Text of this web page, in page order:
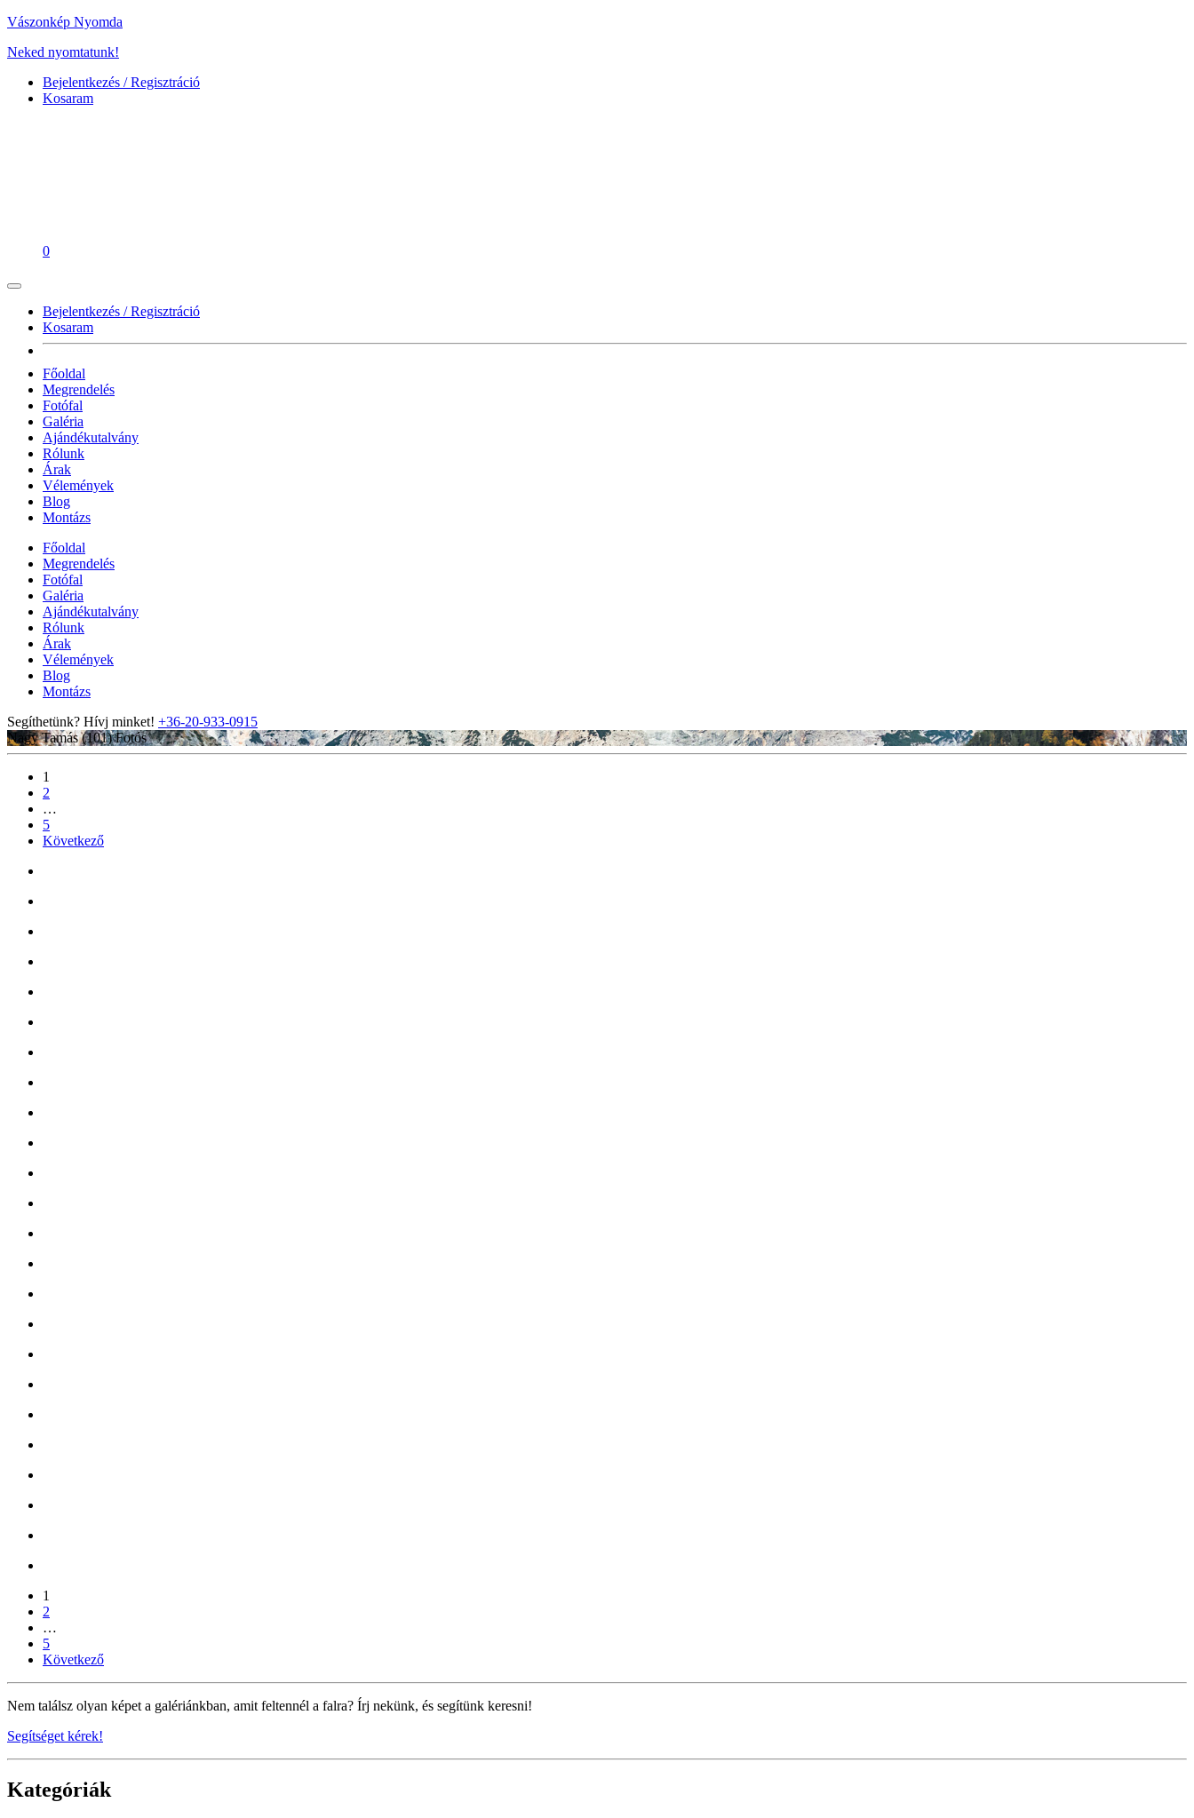
Vászonkép Nyomda
Neked nyomtatunk!
Bejelentkezés / Regisztráció
Kosaram
0
Bejelentkezés / Regisztráció
Kosaram
Főoldal
Megrendelés
Fotófal
Galéria
Ajándékutalvány
Rólunk
Árak
Vélemények
Blog
Montázs
Főoldal
Megrendelés
Fotófal
Galéria
Ajándékutalvány
Rólunk
Árak
Vélemények
Blog
Montázs
Segíthetünk? Hívj minket! +36-20-933-0915
Nagy Tamás (101)Fotós
1
2
…
5
Következő
1
2
…
5
Következő
Nem találsz olyan képet a galériánkban, amit feltennél a falra? Írj nekünk, és segítünk keresni!
Segítséget kérek!
Kategóriák